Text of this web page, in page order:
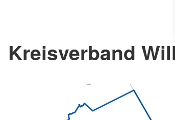
Kreisverband